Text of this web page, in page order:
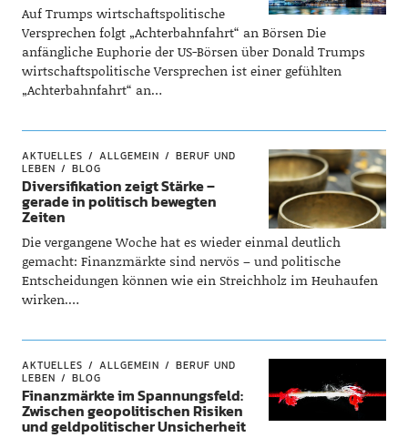
Auf Trumps wirtschaftspolitische
Versprechen folgt „Achterbahnfahrt“ an Börsen Die
anfängliche Euphorie der US-Börsen über Donald Trumps
wirtschaftspolitische Versprechen ist einer gefühlten
„Achterbahnfahrt“ an…
AKTUELLES ALLGEMEIN
BERUF UND
LEBEN
BLOG
Diversifikation zeigt Stärke –
gerade in politisch bewegten
Zeiten
Die vergangene Woche hat es wieder einmal deutlich
gemacht: Finanzmärkte sind nervös – und politische
Entscheidungen können wie ein Streichholz im Heuhaufen
wirken.…
AKTUELLES ALLGEMEIN
BERUF UND
LEBEN
BLOG
Finanzmärkte im Spannungsfeld:
Zwischen geopolitischen Risiken
und geldpolitischer Unsicherheit